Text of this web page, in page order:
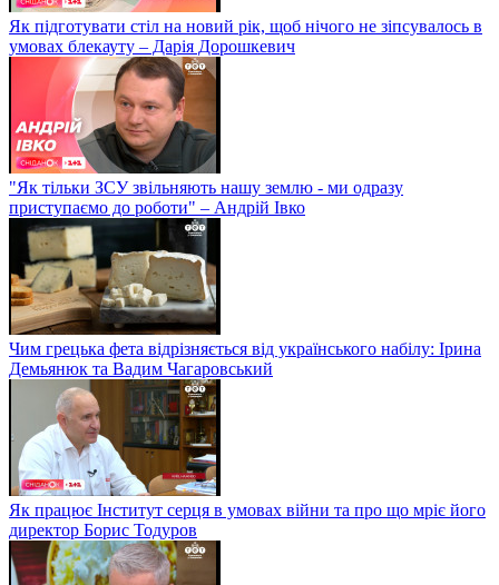
Як підготувати стіл на новий рік, щоб нічого не зіпсувалось в
умовах блекауту – Дарія Дорошкевич
"Як тільки ЗСУ звільняють нашу землю - ми одразу
приступаємо до роботи" – Андрій Івко
Чим грецька фета відрізняється від українського набілу: Ірина
Демьянюк та Вадим Чагаровський
Як працює Інститут серця в умовах війни та про що мріє його
директор Борис Тодуров